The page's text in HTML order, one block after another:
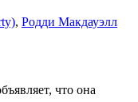
, Родди Макдауэлл
что она